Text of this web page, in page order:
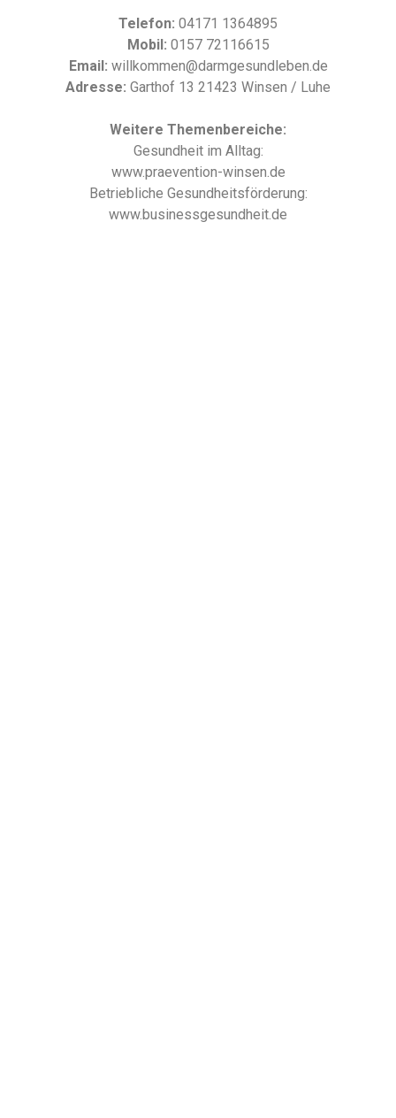
Telefon: 04171 1364895
Mobil: 0157 72116615
Email: willkommen@darmgesundleben.de
Adresse: Garthof 13 21423 Winsen / Luhe
Weitere Themenbereiche:
Gesundheit im Alltag:
www.praevention-winsen.de
Betriebliche Gesundheitsförderung:
www.businessgesundheit.de